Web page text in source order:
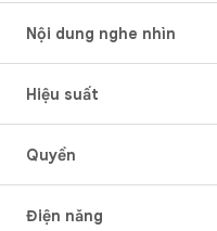
Nội dung nghe nhìn
Hiệu suất
Quyền
Điện năng